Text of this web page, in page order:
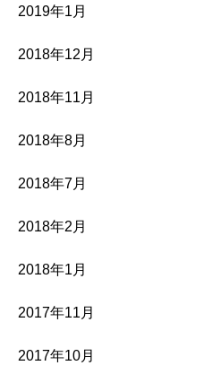
2019年1月
2018年12月
2018年11月
2018年8月
2018年7月
2018年2月
2018年1月
2017年11月
2017年10月